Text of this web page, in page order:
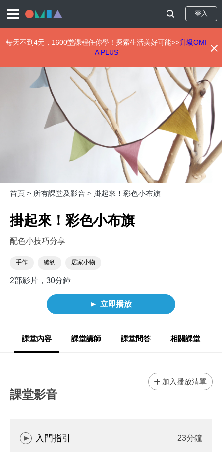
登入
每天不到4元，1600堂課程任你學！探索生活美好可能>>升級OMI
A PLUS
首頁 > 所有課堂及影音 > 掛起來！彩色小布旗
掛起來！彩色小布旗
配色小技巧分享
手作 縫紉 居家小物
2部影片，30分鐘
立即播放
課堂內容 課堂講師 課堂問答 相關課堂
課堂影音
加入播放清單
入門指引 23分鐘